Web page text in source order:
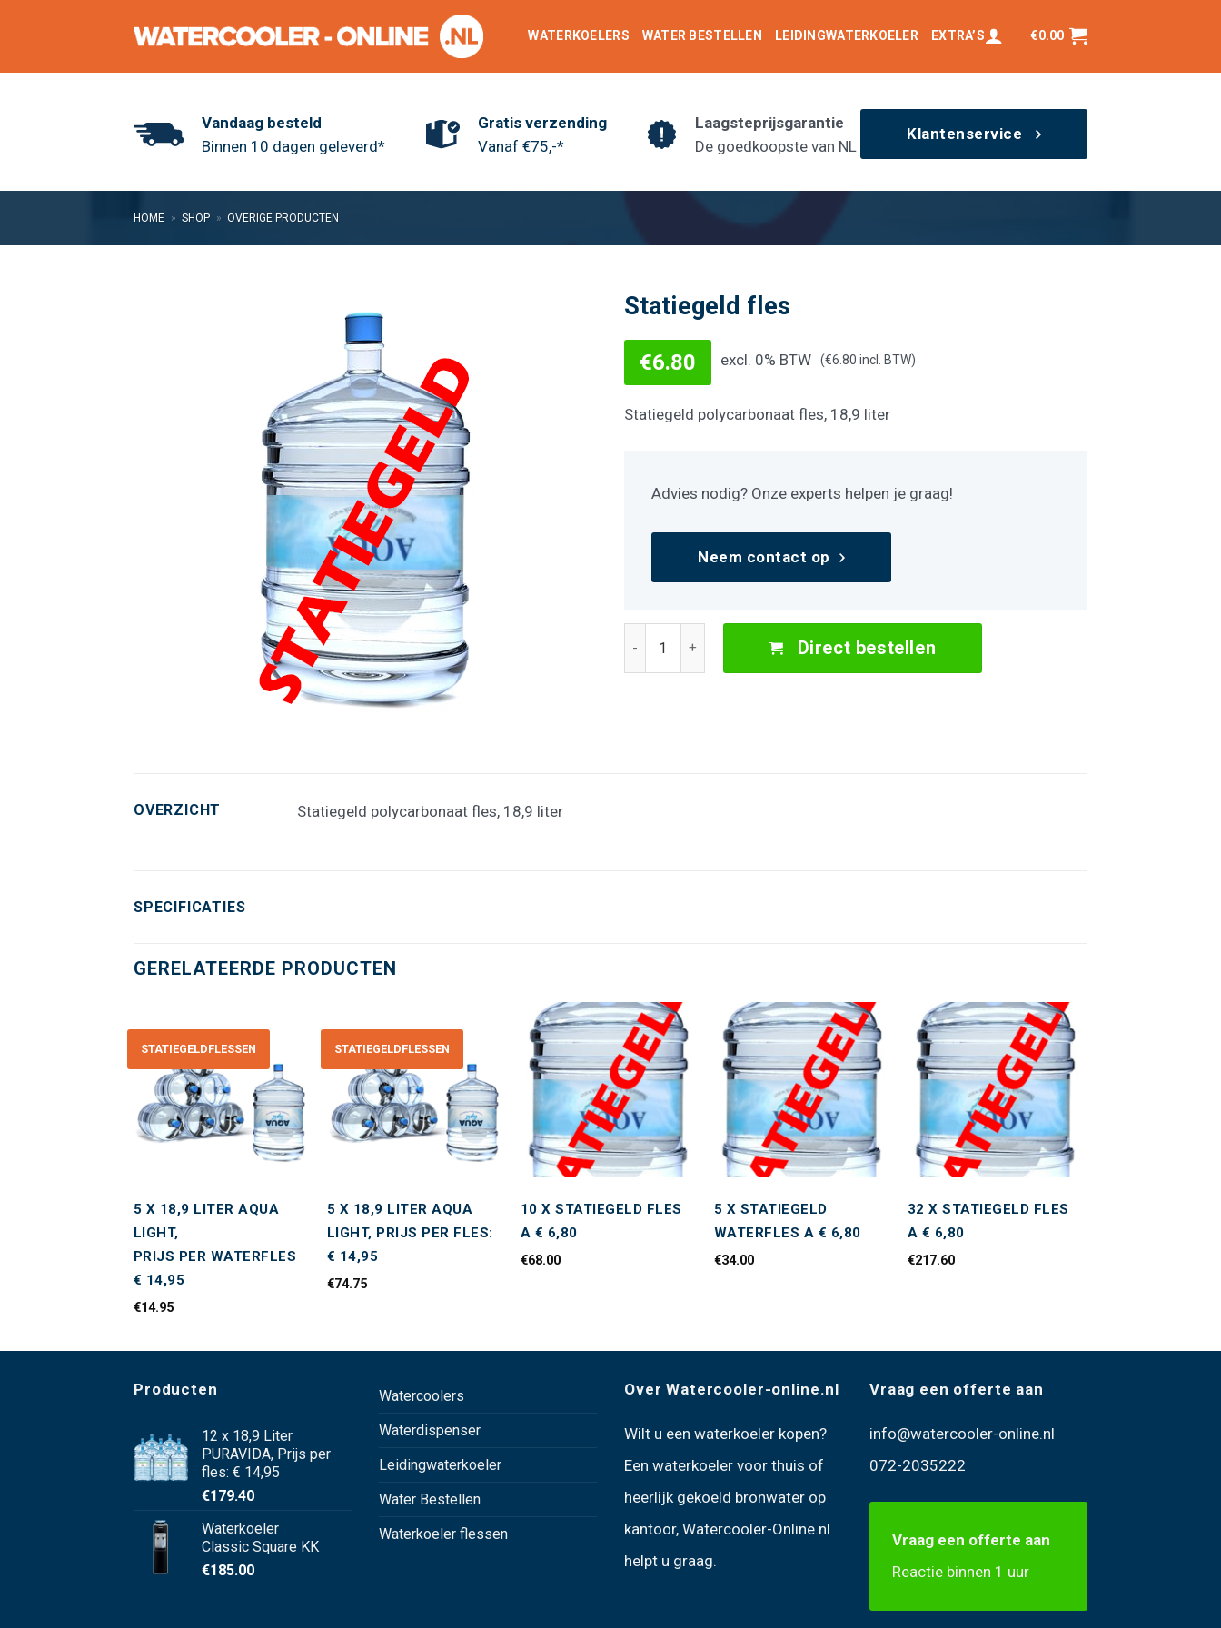
WATERKOELERS WATER BESTELLEN LEIDINGWATERKOELER EXTRA’S €0.00
Vandaag besteld
Binnen 10 dagen geleverd*
Gratis verzending
Vanaf €75,-*
Laagsteprijsgarantie
De goedkoopste van NL
Klantenservice
HOME » SHOP » OVERIGE PRODUCTEN
Statiegeld fles
€6.80 excl. 0% BTW (€6.80 incl. BTW)
Statiegeld polycarbonaat fles, 18,9 liter
Advies nodig? Onze experts helpen je graag!
Neem contact op
Direct bestellen
OVERZICHT Statiegeld polycarbonaat fles, 18,9 liter
SPECIFICATIES
GERELATEERDE PRODUCTEN
STATIEGELDFLESSEN
Toevoegen
aan
wenslijst
5 X 18,9 LITER AQUA
LIGHT,
PRIJS PER WATERFLES
€ 14,95
€14.95
STATIEGELDFLESSEN
Toevoegen
aan
wenslijst
5 X 18,9 LITER AQUA
LIGHT, PRIJS PER FLES:
€ 14,95
€74.75
Toevoegen
aan
wenslijst
10 X STATIEGELD FLES
A € 6,80
€68.00
Toevoegen
aan
wenslijst
5 X STATIEGELD
WATERFLES A € 6,80
€34.00
Toevoegen
aan
wenslijst
32 X STATIEGELD FLES
A € 6,80
€217.60
Producten
12 x 18,9 Liter
PURAVIDA, Prijs per
fles: € 14,95
€179.40
Waterkoeler
Classic Square KK
€185.00
Watercoolers
Waterdispenser
Leidingwaterkoeler
Water Bestellen
Waterkoeler flessen
Over Watercooler-online.nl
Wilt u een waterkoeler kopen?
Een waterkoeler voor thuis of
heerlijk gekoeld bronwater op
kantoor, Watercooler-Online.nl
helpt u graag.
Vraag een offerte aan
info@watercooler-online.nl
072-2035222
Vraag een offerte aan
Reactie binnen 1 uur